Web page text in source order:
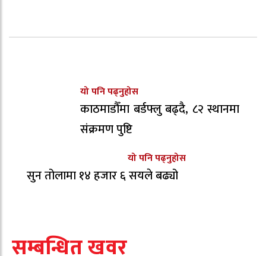
यो पनि पढ्नुहोस
काठमाडौँमा बर्डफ्लु बढ्दै, ८२ स्थानमा
संक्रमण पुष्टि
यो पनि पढ्नुहोस
सुन तोलामा १४ हजार ६ सयले बढ्यो
सम्बन्धित खवर